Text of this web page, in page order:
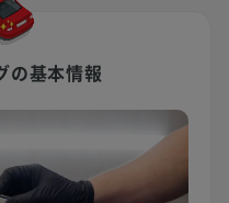
の基本情報